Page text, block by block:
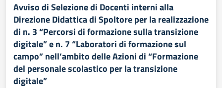
Avviso di Selezione di Docenti interni alla
Direzione Didattica di Spoltore per la realizzazione
di n. 3 “Percorsi di formazione sulla transizione
digitale” e n. 7 “Laboratori di formazione sul
campo” nell’ambito delle Azioni di “Formazione
del personale scolastico per la transizione
digitale”